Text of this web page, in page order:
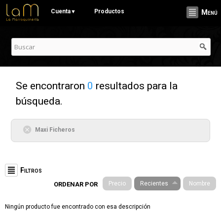
contenido
Cuenta▼ Productos Menú
Se encontraron 0 resultados para la
búsqueda.
Maxi Ficheros
Filtros
ORDENAR POR Precio Recientes Nombre
Ningún producto fue encontrado con esa descripción